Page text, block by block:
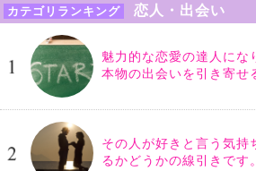
カテゴリランキング 恋人・出会い
魅力的な恋愛の達人にな
本物の出会いを引き寄せ
その人が好きと言う気持
るかどうかの線引きです。